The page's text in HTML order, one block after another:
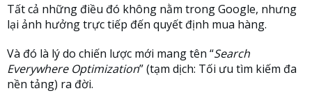
Tất cả những điều đó không nằm trong Google, nhưng
lại ảnh hưởng trực tiếp đến quyết định mua hàng.
Và đó là lý do chiến lược mới mang tên “Search
Everywhere Optimization” (tạm dịch: Tối ưu tìm kiếm đa
nền tảng) ra đời.